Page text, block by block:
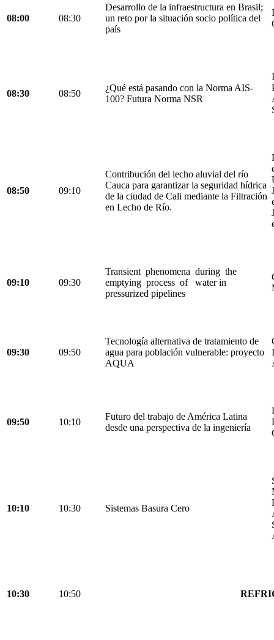
08:00 08:30
Desarrollo de la infraestructura en Brasil;
un reto por la situación socio política del
país
08:30 08:50
¿Qué está pasando con la Norma AIS-
100? Futura Norma NSR
08:50 09:10
Contribución del lecho aluvial del río
Cauca para garantizar la seguridad hídrica
de la ciudad de Cali mediante la Filtración
en Lecho de Río.
09:10 09:30
Transient phenomena during the
emptying process of water in
pressurized pipelines
09:30 09:50
Tecnología alternativa de tratamiento de
agua para población vulnerable: proyecto
AQUA
09:50 10:10
Futuro del trabajo de América Latina
desde una perspectiva de la ingeniería
10:10 10:30 Sistemas Basura Cero
10:30 10:50